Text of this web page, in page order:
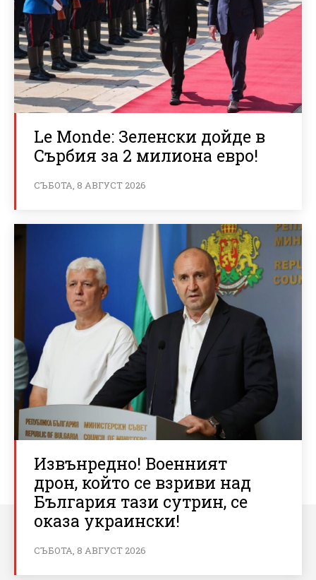
Le Monde: Зеленски дойде в
Сърбия за 2 милиона евро!
СЪБОТА, 8 АВГУСТ 2026
Извънредно! Военният
дрон, който се взриви над
България тази сутрин, се
оказа украински!
СЪБОТА, 8 АВГУСТ 2026